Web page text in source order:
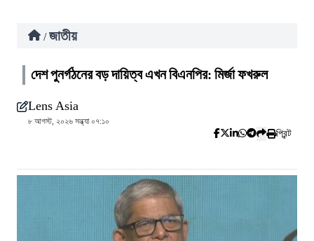
/ জাতীয়
দেশ পুনর্গঠনের বড় দায়িত্ব এখন বিএনপির: মির্জা ফখরুল
Lens Asia
৮ আগস্ট, ২০২৬ সন্ধ্যা ০৭:১০
প্রিন্ট